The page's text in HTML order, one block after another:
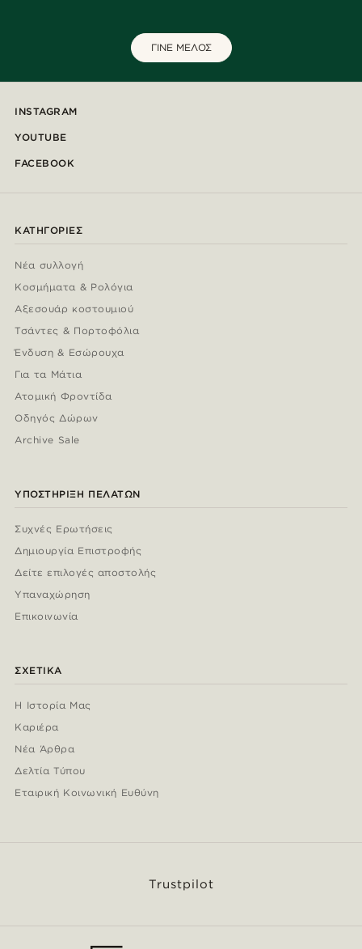
ΓΙΝΕ ΜΕΛΟΣ
INSTAGRAM
YOUTUBE
FACEBOOK
ΚΑΤΗΓΟΡΊΕΣ
Νέα συλλογή
Κοσμήματα & Ρολόγια
Αξεσουάρ κοστουμιού
Τσάντες & Πορτοφόλια
Ένδυση & Εσώρουχα
Για τα Μάτια
Ατομική Φροντίδα
Οδηγός Δώρων
Archive Sale
ΥΠΟΣΤΉΡΙΞΗ ΠΕΛΑΤΏΝ
Συχνές Ερωτήσεις
Δημιουργία Επιστροφής
Δείτε επιλογές αποστολής
Υπαναχώρηση
Επικοινωνία
ΣΧΕΤΙΚΆ
Η Ιστορία Μας
Καριέρα
Νέα Άρθρα
Δελτία Τύπου
Εταιρική Κοινωνική Ευθύνη
Trustpilot